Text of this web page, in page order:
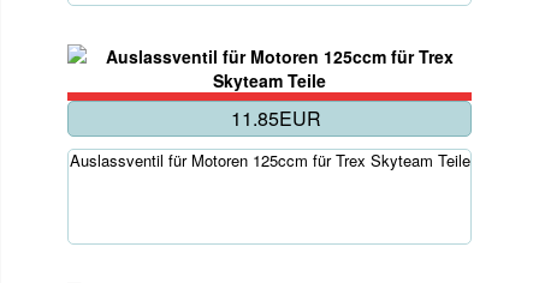
11.85EUR
Auslassventil für Motoren 125ccm für Trex Skyteam Teile